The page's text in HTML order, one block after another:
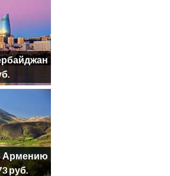
Армению
руб.